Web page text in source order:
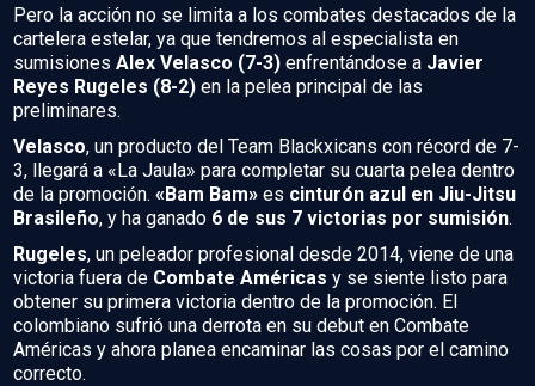
Pero la acción no se limita a los combates destacados de la
cartelera estelar, ya que tendremos al especialista en
sumisiones Alex Velasco (7-3) enfrentándose a Javier
Reyes Rugeles (8-2) en la pelea principal de las
preliminares.
Velasco, un producto del Team Blackxicans con récord de 7-
3, llegará a «La Jaula» para completar su cuarta pelea dentro
de la promoción. «Bam Bam» es cinturón azul en Jiu-Jitsu
Brasileño, y ha ganado 6 de sus 7 victorias por sumisión.
Rugeles, un peleador profesional desde 2014, viene de una
victoria fuera de Combate Américas y se siente listo para
obtener su primera victoria dentro de la promoción. El
colombiano sufrió una derrota en su debut en Combate
Américas y ahora planea encaminar las cosas por el camino
correcto.